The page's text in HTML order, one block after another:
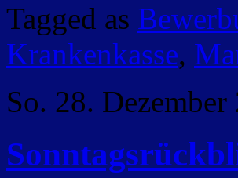
Tagged as
Krankenkasse,
So. 28.